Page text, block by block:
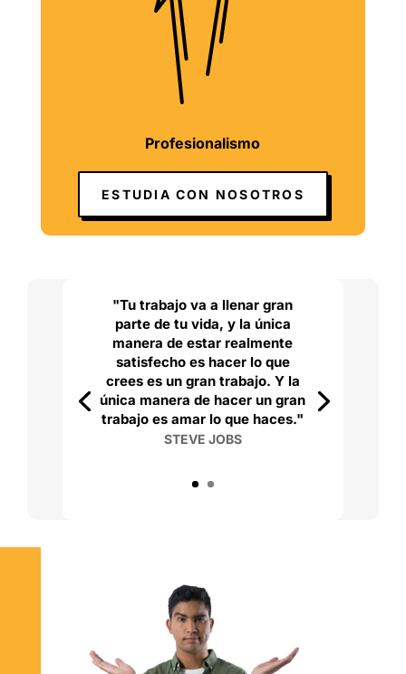
Profesionalismo
ESTUDIA CON NOSOTROS
"Tu trabajo va a llenar gran
parte de tu vida, y la única
manera de estar realmente
satisfecho es hacer lo que
crees es un gran trabajo. Y la
única manera de hacer un gran
trabajo es amar lo que haces."
STEVE JOBS